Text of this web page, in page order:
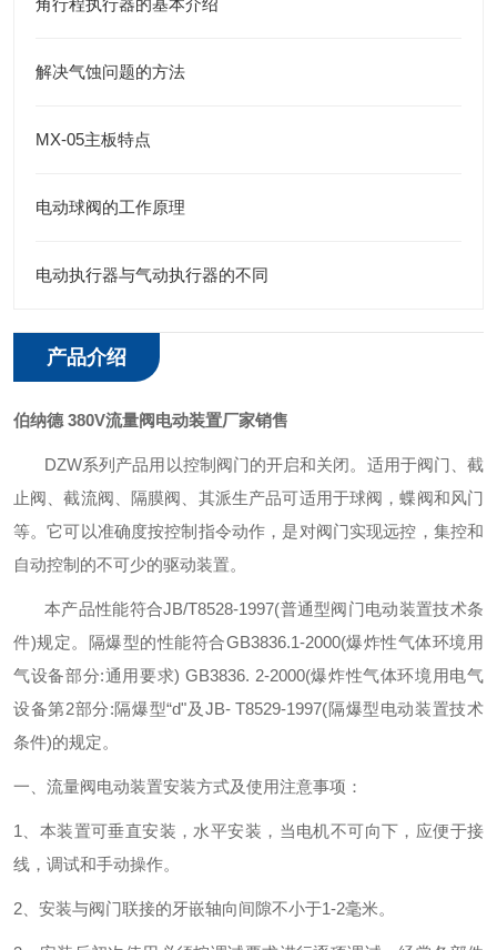
角行程执行器的基本介绍
解决气蚀问题的方法
MX-05主板特点
电动球阀的工作原理
电动执行器与气动执行器的不同
产品介绍
伯纳德 380V流量阀电动装置厂家销售
DZW系列产品用以控制阀门的开启和关闭。适用于阀门、截
止阀、截流阀、隔膜阀、其派生产品可适用于球阀，蝶阀和风门
等。它可以准确度按控制指令动作，是对阀门实现远控，集控和
自动控制的不可少的驱动装置。
本产品性能符合JB/T8528-1997(普通型阀门电动装置技术条
件)规定。隔爆型的性能符合GB3836.1-2000(爆炸性气体环境用
气设备部分:通用要求) GB3836. 2-2000(爆炸性气体环境用电气
设备第2部分:隔爆型“d"及JB- T8529-1997(隔爆型电动装置技术
条件)的规定。
一、流量阀电动装置安装方式及使用注意事项：
1、本装置可垂直安装，水平安装，当电机不可向下，应便于接
线，调试和手动操作。
2、安装与阀门联接的牙嵌轴向间隙不小于1-2毫米。